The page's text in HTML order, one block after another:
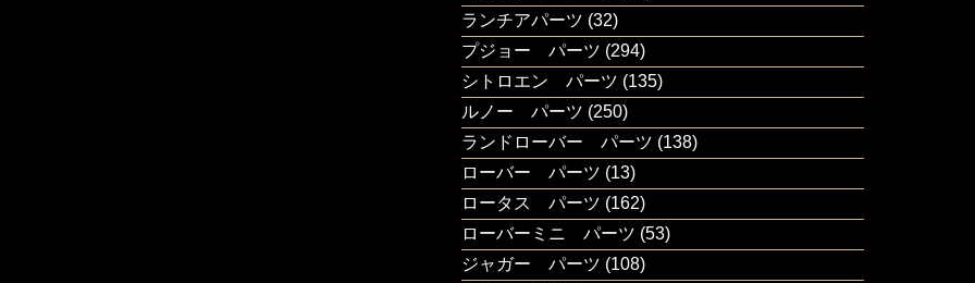
ランチアパーツ (32)
プジョー パーツ (294)
シトロエン パーツ (135)
ルノー パーツ (250)
ランドローバー パーツ (138)
ローバー パーツ (13)
ロータス パーツ (162)
ローバーミニ パーツ (53)
ジャガー パーツ (108)